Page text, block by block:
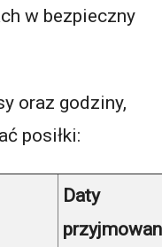
w bezpieczny
oraz godziny,
posiłki:
Daty